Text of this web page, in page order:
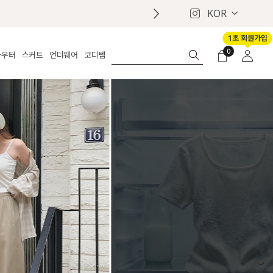
KOR
터
켓
집업
트
딩
스커트
롱
데님
린넨
미니/미디
팬츠 스커트
언더웨어
보정웨어
브라
팬티
인견
나시/속바지
파자마
ETC
세트
코디템
MADE
신상
벨트
슈즈
백
쥬얼리
액세서리
양말/스타킹
세트
0
1초 회원가입